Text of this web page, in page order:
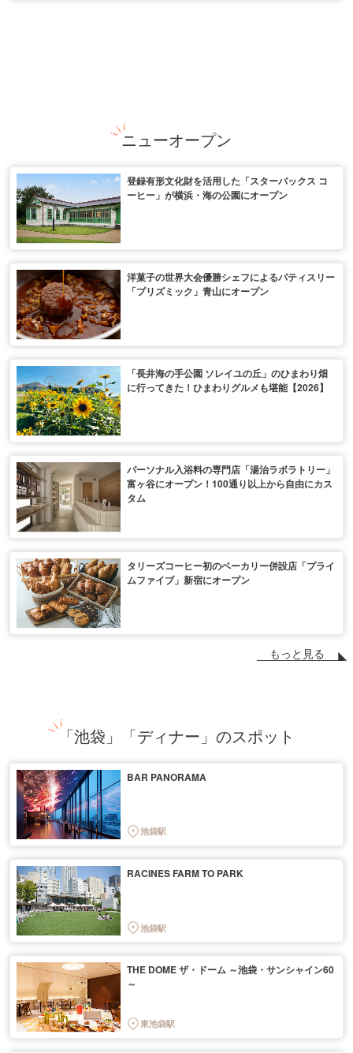
ニューオープン
登録有形文化財を活用した「スターバックス コ
ーヒー」が横浜・海の公園にオープン
洋菓子の世界大会優勝シェフによるパティスリー
「プリズミック」青山にオープン
「長井海の手公園 ソレイユの丘」のひまわり畑
に行ってきた！ひまわりグルメも堪能【2026】
パーソナル入浴料の専門店「湯治ラボラトリー」
富ヶ谷にオープン！100通り以上から自由にカス
タム
タリーズコーヒー初のベーカリー併設店「プライ
ムファイブ」新宿にオープン
もっと見る
「池袋」「ディナー」のスポット
BAR PANORAMA
池袋駅
RACINES FARM TO PARK
池袋駅
THE DOME ザ・ドーム ～池袋・サンシャイン60
～
東池袋駅